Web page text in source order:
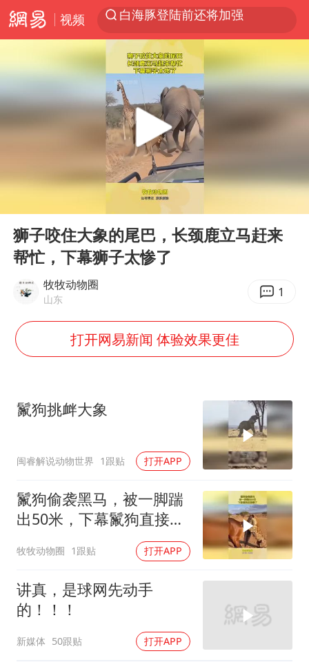
视频
河南重大刑案嫌犯夏某钢落网
国乒女单三将晋级四强
选专业别因“热门”窄化“热爱”
情侣平潭拍日出坠崖1死1伤
日本发布排名：“中国第一，美日德韩英法居后”
茅台部分直营店飞天茅台提价
大V：马科斯把路走绝了
白海豚将正面袭击贯穿浙江
宇树王兴兴被问了360多个问题
上四休三，但降薪1000元，你接受吗？
台当局重金为“台独”织“皇帝新衣”
郑丽文：台湾从来没有“独立”过
商场现钱学森巨幅海报 负责人回应
Play
狮子咬住大象的尾巴，长颈鹿立马赶来
帮忙，下幕狮子太惨了
牧牧动物圈
山东 1
打开网易新闻 体验效果更佳
鬣狗挑衅大象
闽睿解说动物世界 1跟贴 打开APP
鬣狗偷袭黑马，被一脚踹
出50米，下幕鬣狗直接懵
牧牧动物圈 1跟贴 打开APP
讲真，是球网先动手
的！！！
新媒体 50跟贴 打开APP